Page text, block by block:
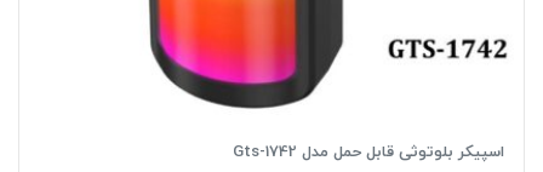
اسپیکر بلوتوثی قابل حمل مدل Gts-1742